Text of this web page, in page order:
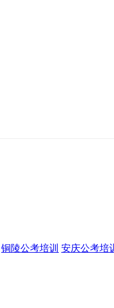
铜陵公考培训 安庆公考培